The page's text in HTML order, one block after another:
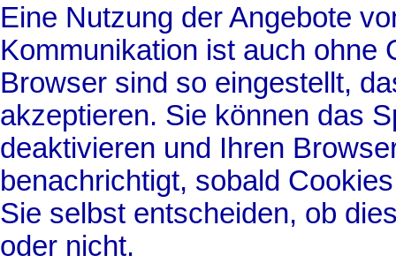
Eine Nutzung der Angebote
Kommunikation ist auch ohne
Browser sind so eingestellt,
akzeptieren. Sie können das
deaktivieren und Ihren
benachrichtigt, sobald
Sie selbst entscheiden, ob
oder nicht.